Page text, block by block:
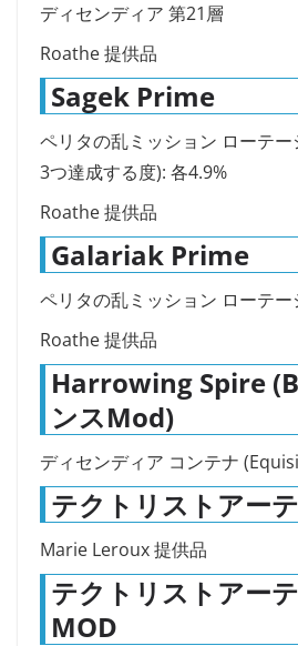
ディセンディア 第21層
Roathe 提供品
Sagek Prime
ペリタの乱ミッション ローテ
3つ達成する度): 各4.9%
Roathe 提供品
Galariak Prime
ペリタの乱ミッション ローテー
Roathe 提供品
Harrowing Spire
ンスMod)
ディセンディア コンテナ
テクトリストアー
Marie Leroux 提供品
テクトリストアー
MOD